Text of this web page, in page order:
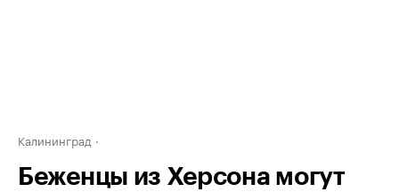
Калининград
Беженцы из Херсона могут